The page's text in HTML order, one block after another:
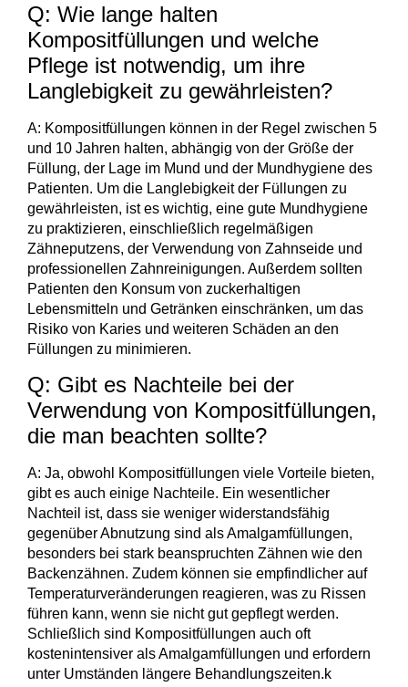
Q: Wie lange halten
Kompositfüllungen und welche
Pflege ist notwendig, um ihre
Langlebigkeit zu gewährleisten?
A: Kompositfüllungen können in der Regel zwischen 5
und 10 Jahren halten, abhängig von der Größe der
Füllung, der Lage im Mund und der Mundhygiene des
Patienten. Um die Langlebigkeit der Füllungen zu
gewährleisten, ist es wichtig, eine gute Mundhygiene
zu praktizieren, einschließlich regelmäßigen
Zähneputzens, der Verwendung von Zahnseide und
professionellen Zahnreinigungen. Außerdem sollten
Patienten den Konsum von zuckerhaltigen
Lebensmitteln und Getränken einschränken, um das
Risiko von Karies und weiteren Schäden an den
Füllungen zu minimieren.
Q: Gibt es Nachteile bei der
Verwendung von Kompositfüllungen,
die man beachten sollte?
A: Ja, obwohl Kompositfüllungen viele Vorteile bieten,
gibt es auch einige Nachteile. Ein wesentlicher
Nachteil ist, dass sie weniger widerstandsfähig
gegenüber Abnutzung sind als Amalgamfüllungen,
besonders bei stark beanspruchten Zähnen wie den
Backenzähnen. Zudem können sie empfindlicher auf
Temperaturveränderungen reagieren, was zu Rissen
führen kann, wenn sie nicht gut gepflegt werden.
Schließlich sind Kompositfüllungen auch oft
kostenintensiver als Amalgamfüllungen und erfordern
unter Umständen längere Behandlungszeiten.k